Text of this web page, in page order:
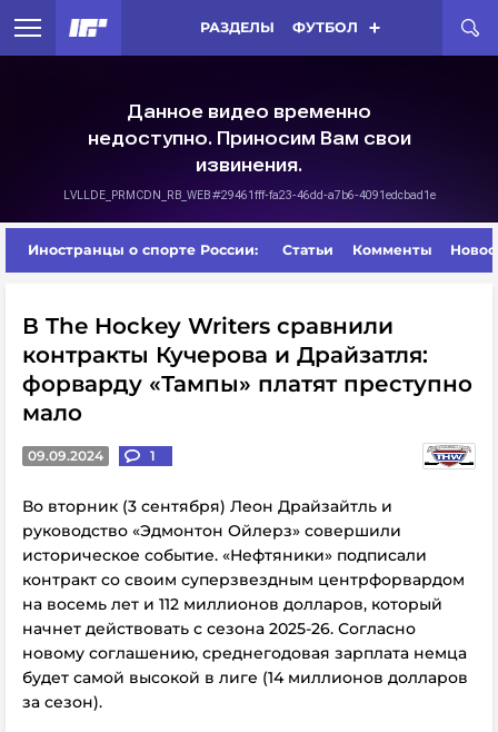
РАЗДЕЛЫ ФУТБОЛ
Иностранцы о спорте России: Статьи Комменты
В The Hockey Writers сравнили
контракты Кучерова и Драйзатля:
форварду «Тампы» платят преступно
мало
09.09.2024 1
Во вторник (3 сентября) Леон Драйзайтль и
руководство «Эдмонтон Ойлерз» совершили
историческое событие. «Нефтяники» подписали
контракт со своим суперзвездным центрфорвардом
на восемь лет и 112 миллионов долларов, который
начнет действовать с сезона 2025-26. Согласно
новому соглашению, среднегодовая зарплата немца
будет самой высокой в лиге (14 миллионов долларов
за сезон).